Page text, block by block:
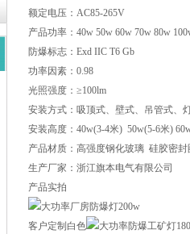
额定电压：AC85-265V
产品功率：40w 50w 60w 70w 80w
防爆标志：Exd IIC T6 Gb
功率因素：0.98
光照强度：≥100lm
安装方式：吸顶式、壁式、吊管式、
安装高度：40w(3-4米) 50w(5-6米)
产品材质：高强度钢化玻璃 硅胶密
生产厂家：浙江旗本电气有限公司
产品实拍
客户定制白色